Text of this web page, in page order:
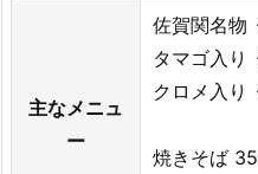
主なメニュ
ー
佐賀関名物
タマゴ入り
クロメ入り
焼きそば